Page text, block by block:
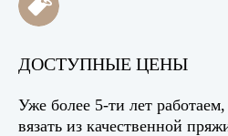
ДОСТУПНЫЕ ЦЕНЫ
Уже более 5-ти лет
вязать из качественной